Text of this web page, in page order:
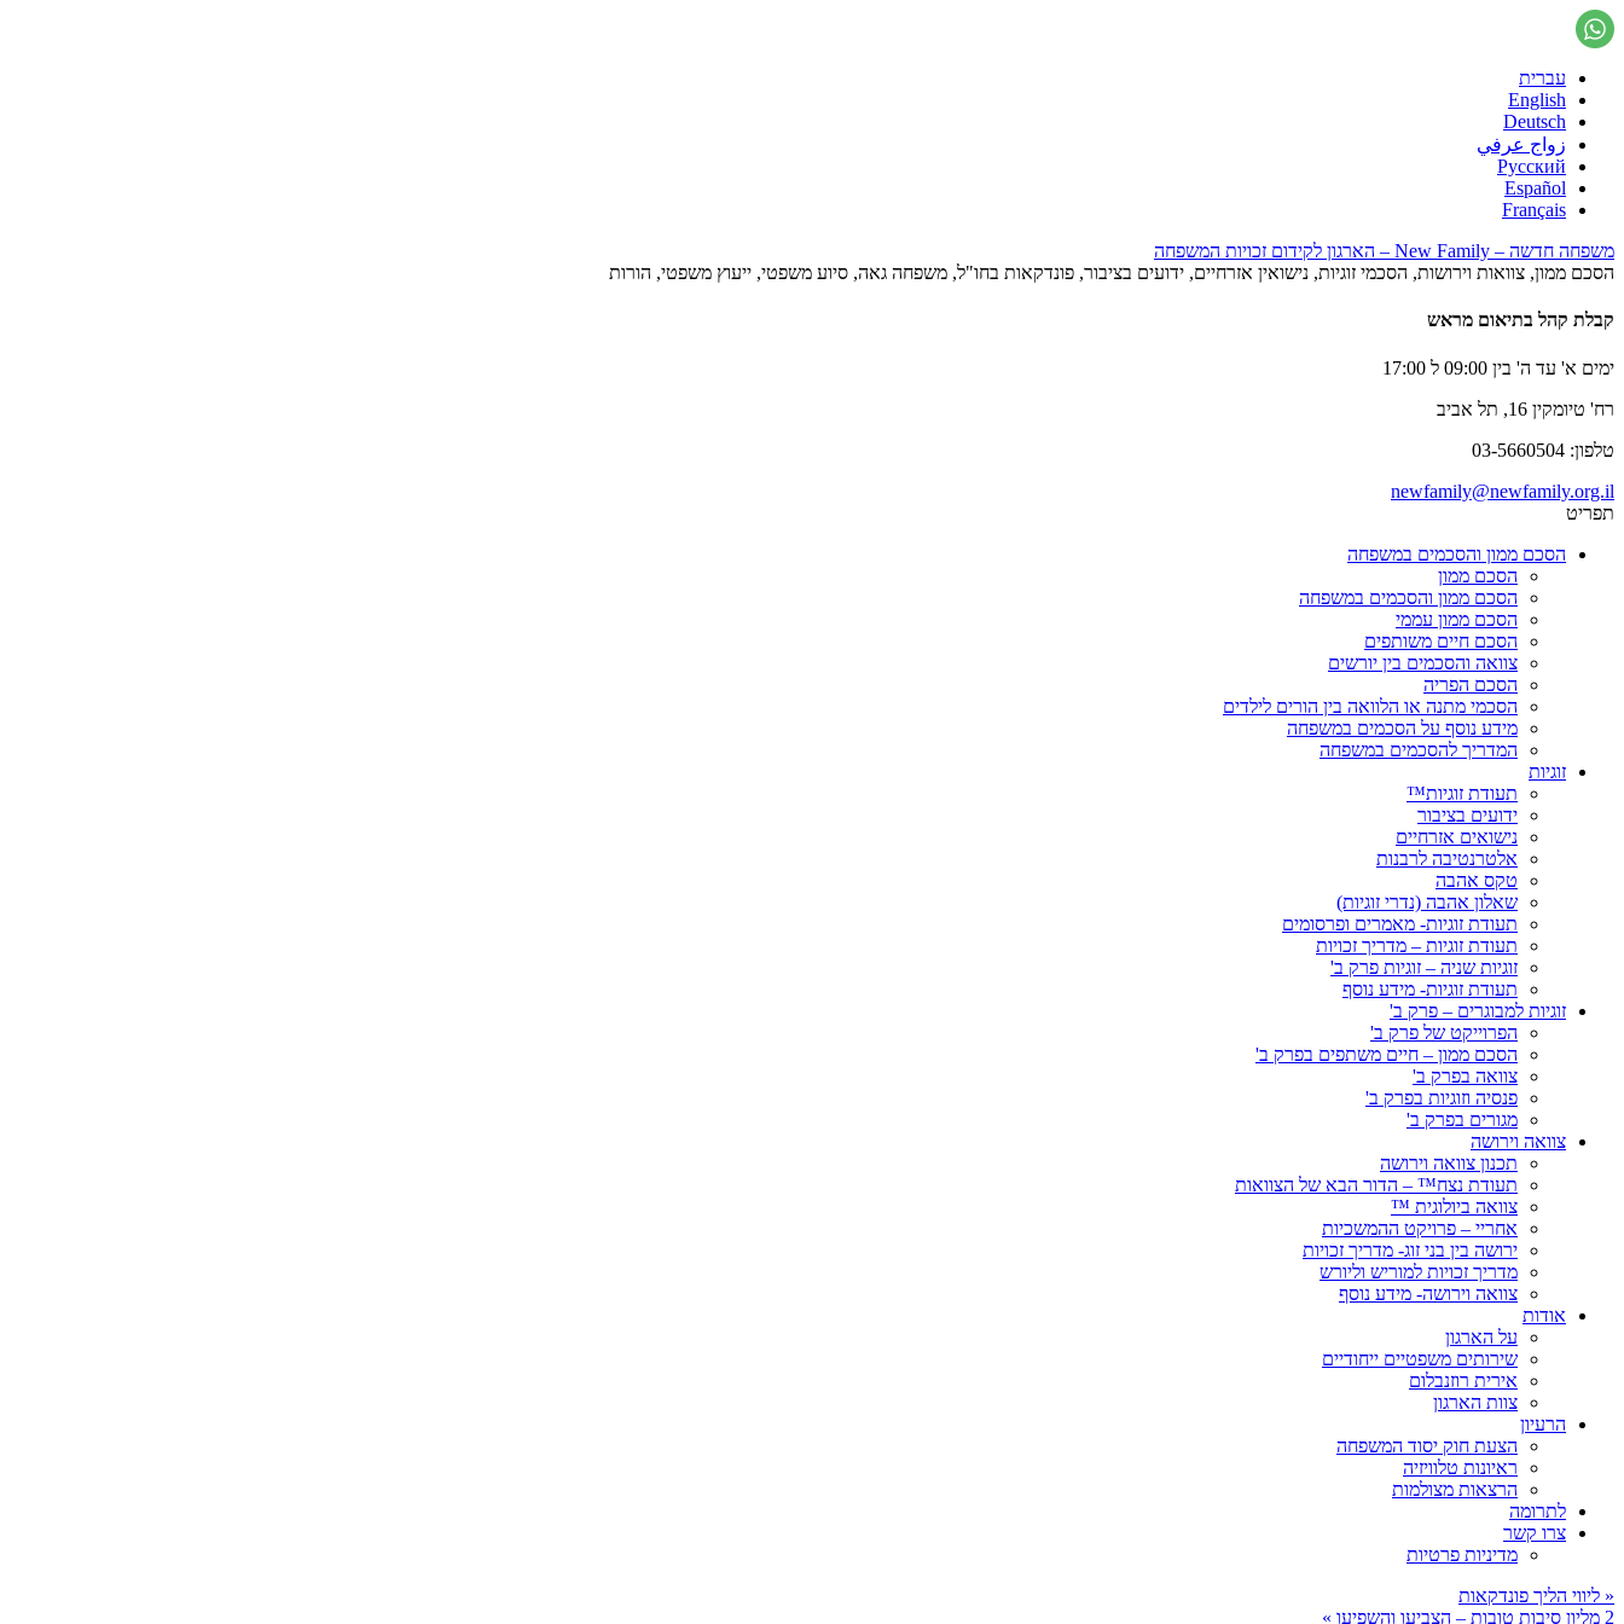
עברית
English
Deutsch
زواج عرفي
Русский
Español
Français
משפחה חדשה – New Family – הארגון לקידום זכויות המשפחה
הסכם ממון, צוואות וירושות, הסכמי זוגיות, נישואין אזרחיים, ידועים בציבור, פונדקאות בחו"ל, משפחה גאה, סיוע משפטי, ייעוץ משפטי, הורות
קבלת קהל בתיאום מראש
ימים א' עד ה' בין 09:00 ל 17:00
רח' טיומקין 16, תל אביב
טלפון: 03-5660504
newfamily@newfamily.org.il
תפריט
הסכם ממון והסכמים במשפחה
הסכם ממון
הסכם ממון והסכמים במשפחה
הסכם ממון עממי
הסכם חיים משותפים
צוואה והסכמים בין יורשים
הסכם הפריה
הסכמי מתנה או הלוואה בין הורים לילדים
מידע נוסף על הסכמים במשפחה
המדריך להסכמים במשפחה
זוגיות
תעודת זוגיות™
ידועים בציבור
נישואים אזרחיים
אלטרנטיבה לרבנות
טקס אהבה
שאלון אהבה (נדרי זוגיות)
תעודת זוגיות- מאמרים ופרסומים
תעודת זוגיות – מדריך זכויות
זוגיות שניה – זוגיות פרק ב'
תעודת זוגיות- מידע נוסף
זוגיות למבוגרים – פרק ב'
הפרוייקט של פרק ב'
הסכם ממון – חיים משתפים בפרק ב'
צוואה בפרק ב'
פנסיה וזוגיות בפרק ב'
מגורים בפרק ב'
צוואה וירושה
תכנון צוואה וירושה
תעודת נצח™ – הדור הבא של הצוואות
צוואה ביולוגית ™
אחריי – פרויקט ההמשכיות
ירושה בין בני זוג- מדריך זכויות
מדריך זכויות למוריש וליורש
צוואה וירושה- מידע נוסף
אודות
על הארגון
שירותים משפטיים ייחודיים
אירית רוזנבלום
צוות הארגון
הרעיון
הצעת חוק יסוד המשפחה
ראיונות טלוויזיה
הרצאות מצולמות
לתרומה
צרו קשר
מדיניות פרטיות
« ליווי הליך פונדקאות
2 מליון סיבות טובות – הצביעו והשפיעו
»